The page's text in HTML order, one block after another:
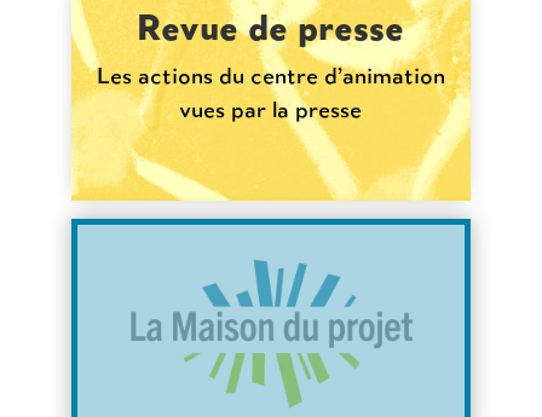
Revue de presse
Les actions du centre d’animation
vues par la presse
Des informations sur
la rénovation urbaine
en cours sur le quartier
des Couronneries